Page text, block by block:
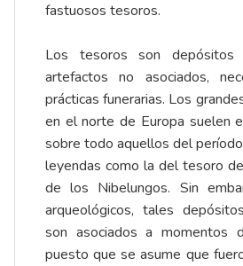
fastuosos tesoros.
Los tesoros son depósitos
artefactos no asociados,
prácticas funerarias. Los
en el norte de Europa suelen
sobre todo aquellos del
leyendas como la del tesoro
de los Nibelungos. Sin
arqueológicos, tales
son asociados a momentos
puesto que se asume que